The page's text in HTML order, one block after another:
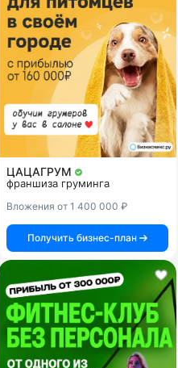
ЦАЦАГРУМ
франшиза груминга
Вложения от 1 400 000 ₽
Получить бизнес-план